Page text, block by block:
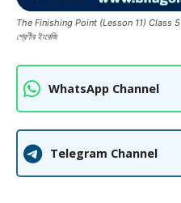
The Finishing Point (Lesson 11) Class
শ্রেণীর ইংরেজি
WhatsApp Channel
Telegram Channel